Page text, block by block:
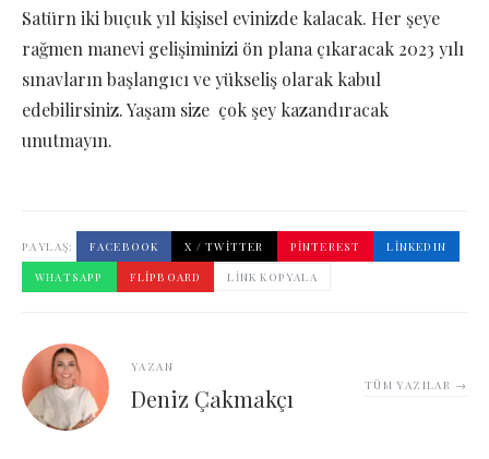
Satürn iki buçuk yıl kişisel evinizde kalacak. Her şeye
rağmen manevi gelişiminizi ön plana çıkaracak 2023 yılı
sınavların başlangıcı ve yükseliş olarak kabul
edebilirsiniz. Yaşam size çok şey kazandıracak
unutmayın.
PAYLAŞ: FACEBOOK X / TWITTER PINTEREST
LINKEDIN
WHATSAPP
FLIPBOARD LINK KOPYALA
YAZAN
Deniz Çakmakçı TÜM YAZILAR →